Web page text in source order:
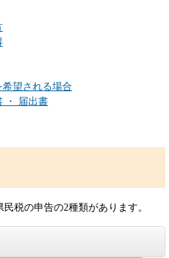
望される場合
・ 届出書
税の申告の2種類があります。